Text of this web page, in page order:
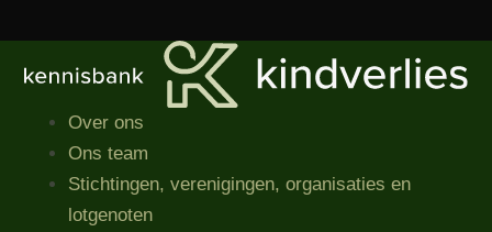
Over ons
Ons team
Stichtingen, verenigingen, organisaties​ en
lotgenoten